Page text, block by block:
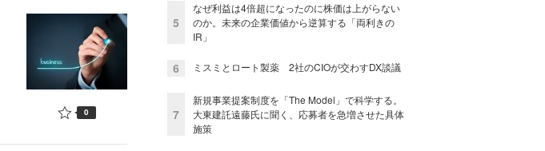
0
5
なぜ利益は4倍超になったのに株価は上がらない
のか。未来の企業価値から逆算する「両利きの
IR」
6 ミスミとロート製薬 2社のCIOが交わすDX談議
7
新規事業提案制度を「The Model」で科学する。
大東建託遠藤氏に聞く、応募者を急増させた具体
施策